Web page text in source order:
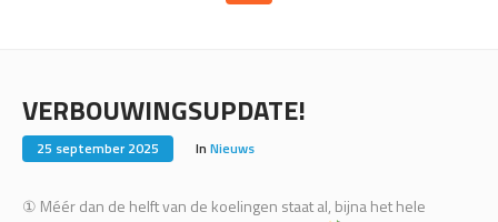
VERBOUWINGSUPDATE!
25 september 2025 In Nieuws
① Méér dan de helft van de koelingen staat al, bijna het hele